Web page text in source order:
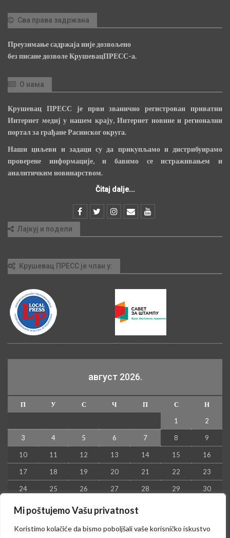
Mi poštujemo Vašu privatnost
Koristimo kolačiće da bismo poboljšali vaše korisničko iskustvo
Сва права задржана
Преузимање садржаја није дозвољено
без писане дозволе КрушевацПРЕСС-а.
О нама
Крушевац ПРЕСС је први званично регистрован приватни
Интернет медиј у нашем крају, Интернет новине и регионални
портал за грађане Расинског округа.
Наши циљеви и задаци су да прикупљамо и дистрибуирамо
проверене информације, и бавимо се истраживањем и
аналитичким новинарством.
Čitaj dalje...
Лајкуј и подели
Крушевац ПРЕСС је члан у:
август 2026.
П У С Ч П С
Н
1
2
3 4 5 6 7 8 9
10 11 12 13 14 15 16
17 18 19 20 21 22 23
24 25 26 27 28 29 30
31